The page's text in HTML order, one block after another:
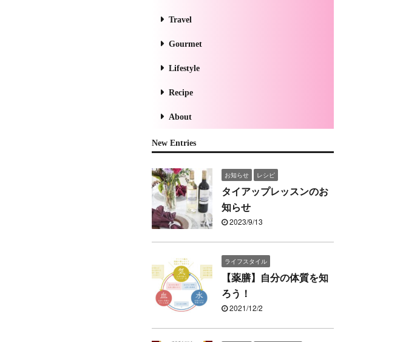
Travel
Gourmet
Lifestyle
Recipe
About
New Entries
お知らせ レシピ
タイアップレッスンのお
知らせ
2023/9/13
ライフスタイル
【薬膳】自分の体質を知
ろう！
2021/12/2